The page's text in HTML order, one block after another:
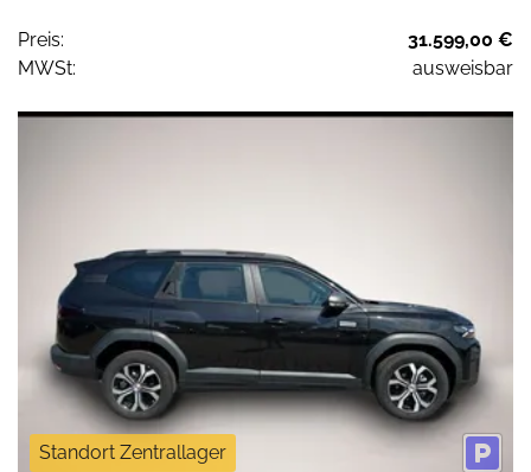
Preis:
31.599,00 €
MWSt:
ausweisbar
Standort Zentrallager